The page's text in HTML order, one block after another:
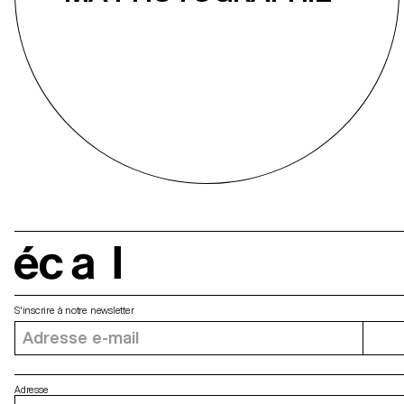
Adresse
S'inscrire à notre newsletter